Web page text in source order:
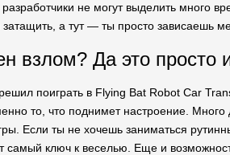
не могут выделить много
а тут — ты просто зависаешь
взлом? Да это просто
поиграть в Flying Bat Robot Car
то, что поднимет настроение.
Если ты не хочешь заниматься
самый ключ к веселью. Еще и